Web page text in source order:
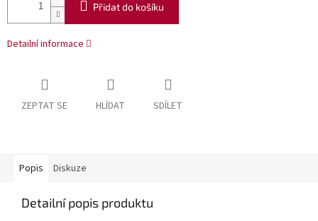
Přidat do košíku
Detailní informace
ZEPTAT SE HLÍDAT SDÍLET
Popis Diskuze
Detailní popis produktu